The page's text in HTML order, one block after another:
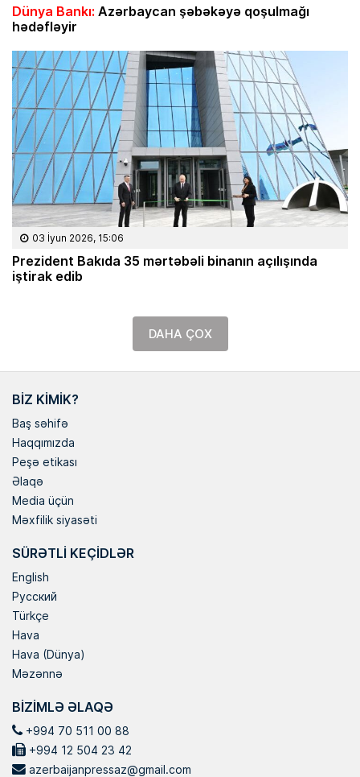
Dünya Bankı: Azərbaycan şəbəkəyə qoşulmağı
hədəfləyir
03 İyun 2026, 15:06
Prezident Bakıda 35 mərtəbəli binanın açılışında
iştirak edib
DAHA ÇOX
BIZ KIMIK?
Baş səhifə
Haqqımızda
Peşə etikası
Əlaqə
Media üçün
Məxfilik siyasəti
SÜRƏTLI KEÇIDLƏR
English
Русский
Türkçe
Hava
Hava (Dünya)
Məzənnə
BIZIMLƏ ƏLAQƏ
+994 70 511 00 88
+994 12 504 23 42
azerbaijanpressaz@gmail.com